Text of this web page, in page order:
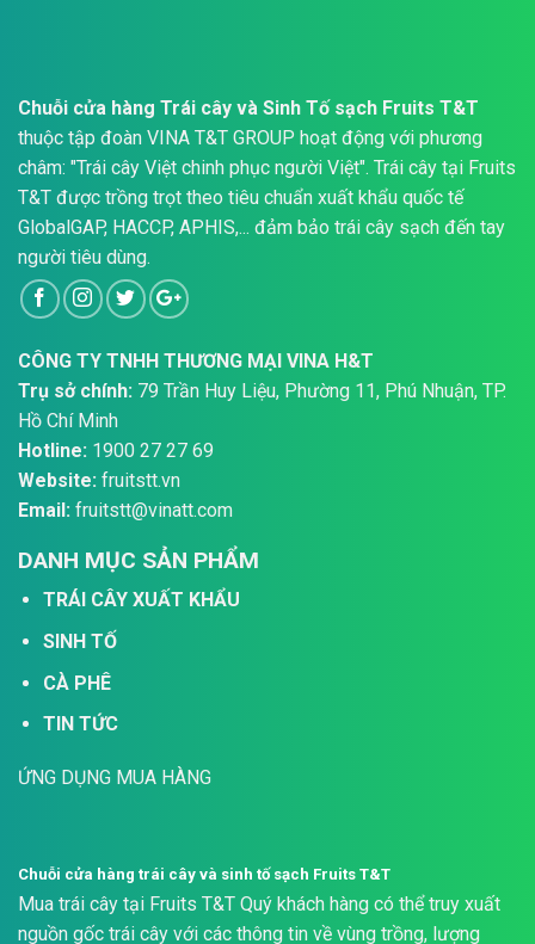
Chuỗi cửa hàng Trái cây và Sinh Tố sạch Fruits T&T
thuộc tập đoàn VINA T&T GROUP hoạt động với phương
châm: "Trái cây Việt chinh phục người Việt". Trái cây tại Fruits
T&T được trồng trọt theo tiêu chuẩn xuất khẩu quốc tế
GlobalGAP, HACCP, APHIS,... đảm bảo trái cây sạch đến tay
người tiêu dùng.
CÔNG TY TNHH THƯƠNG MẠI VINA H&T
Trụ sở chính: 79 Trần Huy Liệu, Phường 11, Phú Nhuận, TP.
Hồ Chí Minh
Hotline: 1900 27 27 69
Website: fruitstt.vn
Email: fruitstt@vinatt.com
DANH MỤC SẢN PHẨM
TRÁI CÂY XUẤT KHẨU
SINH TỐ
CÀ PHÊ
TIN TỨC
ỨNG DỤNG MUA HÀNG
Chuỗi cửa hàng trái cây và sinh tố sạch Fruits T&T
Mua trái cây tại Fruits T&T Quý khách hàng có thể truy xuất
nguồn gốc trái cây với các thông tin về vùng trồng, lượng